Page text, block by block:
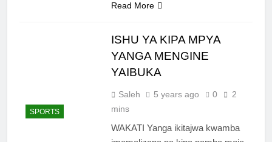
Read More
SPORTS
ISHU YA KIPA MPYA
YANGA MENGINE
YAIBUKA
Saleh 5 years ago 0
2
mins
WAKATI Yanga ikitajwa kwamba